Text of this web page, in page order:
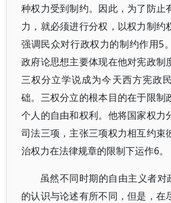
种权力受到制约。因此，为了防止
力，就必须进行分权，以权力制约
强调民众对行政权力的制约作用5
政府论思想主要体现在他对宪政制
三权分立学说成为今天西方宪政
础。三权分立的根本目的在于限制
个人的自由和权利。他将国家权力
司法三项，主张三项权力相互约束
治权力在法律规章的限制下运作6。
虽然不同时期的自由主义者对
的认识与论述有所不同，但是，在